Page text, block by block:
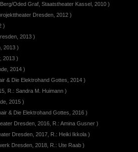
Oded Graf, Staatstheater Kassel, 2010 )
Dresden, 2012 )
)
2013 )
2013 )
2013 )
2014 )
& Die Elektrohand Gottes, 2014 )
R.: Sandra M. Huimann )
2015 )
& Die Elektrohand Gottes, 2016 )
Dresden, 2016, R.: Amina Gusner )
Dresden, 2017, R.: Heiki Ikkola )
Dresden, 2018, R.: Ute Raab )